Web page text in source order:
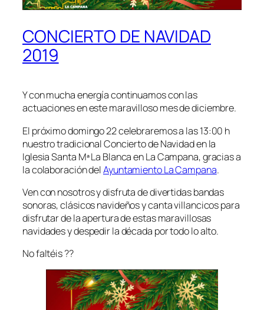
CONCIERTO DE NAVIDAD
2019
Y con mucha energía continuamos con las
actuaciones en este maravilloso mes de diciembre.
El próximo domingo 22 celebraremos a las 13:00 h
nuestro tradicional Concierto de Navidad en la
Iglesia Santa Mª La Blanca en La Campana, gracias a
la colaboración delAyuntamiento La Campana.
Ven con nosotros y disfruta de divertidas bandas
sonoras, clásicos navideños y canta villancicos para
disfrutar de la apertura de estas maravillosas
navidades y despedir la década por todo lo alto.
No faltéis ??